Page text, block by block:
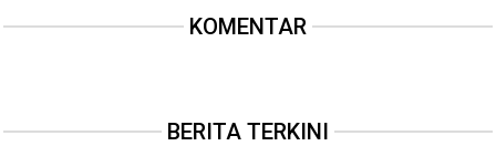
KOMENTAR
BERITA TERKINI